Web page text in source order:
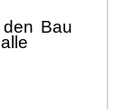
Bau